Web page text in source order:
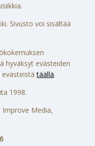
Sivusto voi sisältää
hyväksyt evästeiden
evästeistätäällä.
1998.
Improve Media,